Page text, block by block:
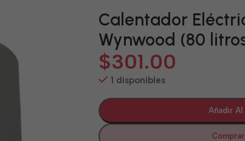
Calentador
Wynwood (80
$301.00
1 disponibles
Añadir